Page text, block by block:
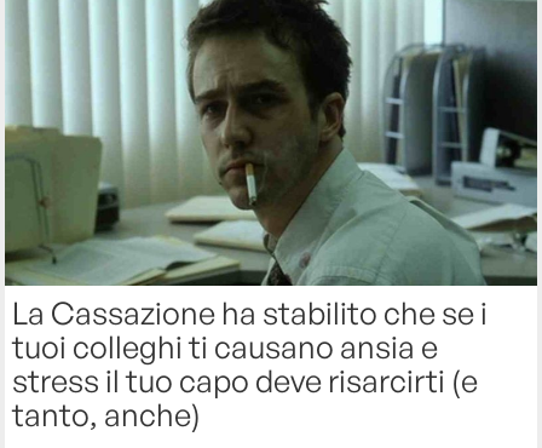
La Cassazione ha stabilito che se i
tuoi colleghi ti causano ansia e
stress il tuo capo deve risarcirti (e
tanto, anche)